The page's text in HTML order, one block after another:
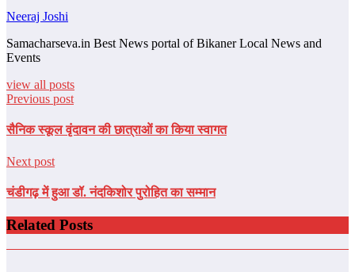
Neeraj Joshi
Samacharseva.in Best News portal of Bikaner Local News and
Events
view all posts
Previous post
सैनिक स्‍कूल वृंदावन की छात्राओं का किया स्‍वागत
Next post
चंडीगढ़ में हुआ डॉ. नंदकिशोर पुरोहित का सम्मान
Related Posts